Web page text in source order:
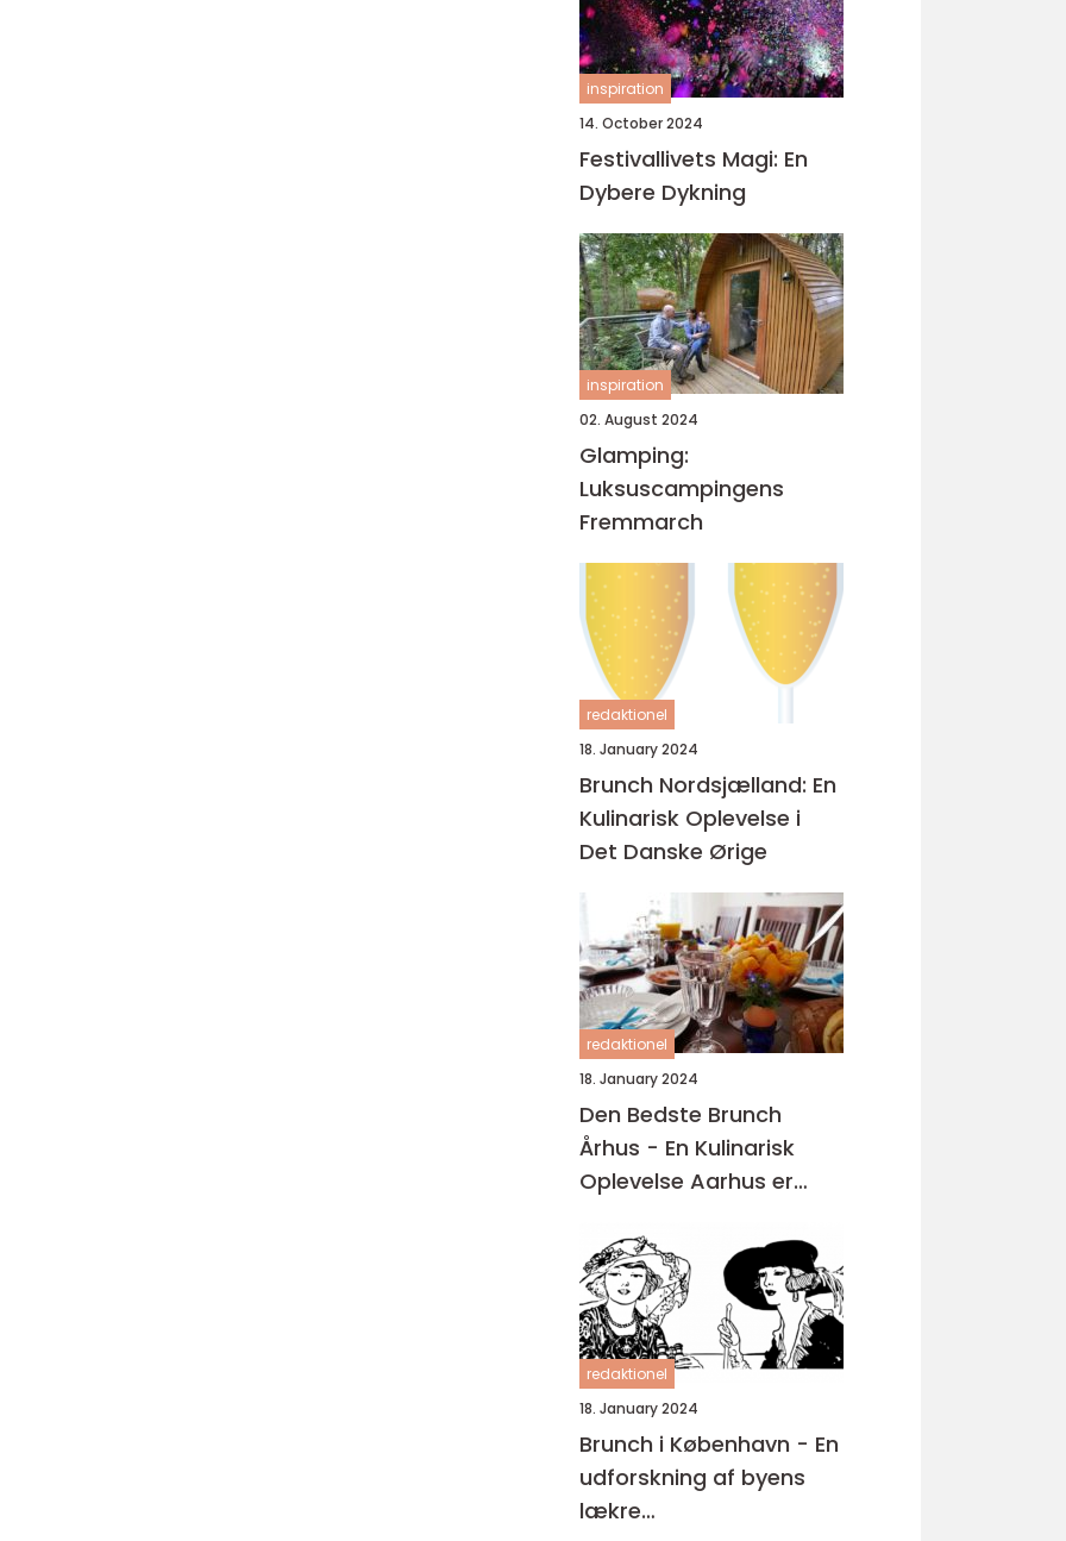
inspiration
14. October 2024
Festivallivets Magi: En
Dybere Dykning
inspiration
02. August 2024
Glamping:
Luksuscampingens
Fremmarch
redaktionel
18. January 2024
Brunch Nordsjælland: En
Kulinarisk Oplevelse i
Det Danske Ørige
redaktionel
18. January 2024
Den Bedste Brunch
Århus - En Kulinarisk
Oplevelse Aarhus er
hvor der findes en bred
vifte af restauranter,
caféer og spisesteder
redaktionel
18. January 2024
Brunch i København - En
udforskning af byens
lækre